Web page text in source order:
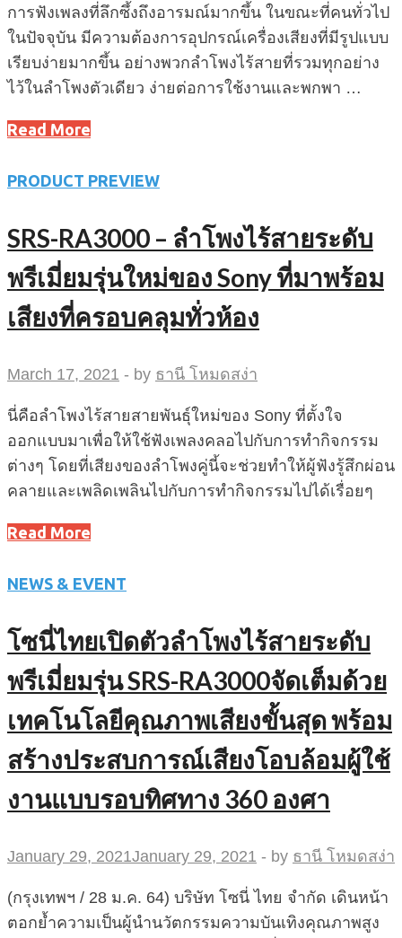
การฟังเพลงที่ลึกซึ้งถึงอารมณ์มากขึ้น ในขณะที่คนทั่วไป
ในปัจจุบัน มีความต้องการอุปกรณ์เครื่องเสียงที่มีรูปแบบ
เรียบง่ายมากขึ้น อย่างพวกลำโพงไร้สายที่รวมทุกอย่าง
ไว้ในลำโพงตัวเดียว ง่ายต่อการใช้งานและพกพา …
Read More
PRODUCT PREVIEW
SRS-RA3000 – ลำโพงไร้สายระดับ
พรีเมี่ยมรุ่นใหม่ของ Sony ที่มาพร้อม
เสียงที่ครอบคลุมทั่วห้อง
March 17, 2021 - by ธานี โหมดสง่า
นี่คือลำโพงไร้สายสายพันธุ์ใหม่ของ Sony ที่ตั้งใจ
ออกแบบมาเพื่อให้ใช้ฟังเพลงคลอไปกับการทำกิจกรรม
ต่างๆ โดยที่เสียงของลำโพงคู่นี้จะช่วยทำให้ผู้ฟังรู้สึกผ่อน
คลายและเพลิดเพลินไปกับการทำกิจกรรมไปได้เรื่อยๆ
Read More
NEWS & EVENT
โซนี่ไทยเปิดตัวลำโพงไร้สายระดับ
พรีเมี่ยมรุ่น SRS-RA3000จัดเต็มด้วย
เทคโนโลยีคุณภาพเสียงขั้นสุด พร้อม
สร้างประสบการณ์เสียงโอบล้อมผู้ใช้
งานแบบรอบทิศทาง 360 องศา
January 29, 2021January 29, 2021 - by ธานี โหมดสง่า
(กรุงเทพฯ / 28 ม.ค. 64) บริษัท โซนี่ ไทย จำกัด เดินหน้า
ตอกย้ำความเป็นผู้นำนวัตกรรมความบันเทิงคุณภาพสูง